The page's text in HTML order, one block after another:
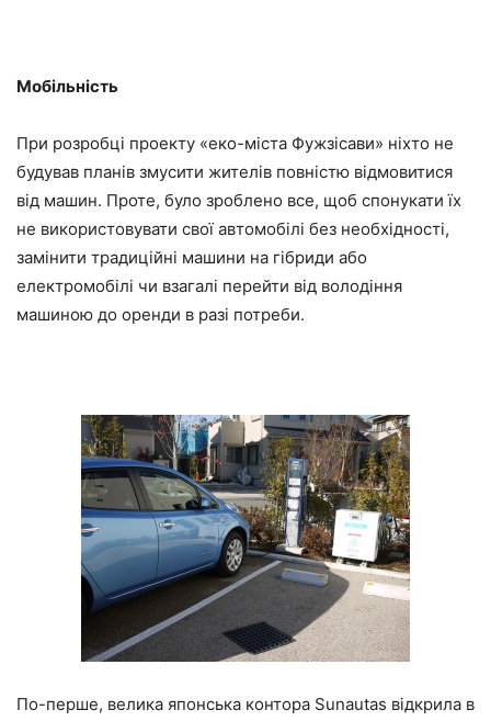
Мобільність
При розробці проекту «еко-міста Фужзісави» ніхто не
будував планів змусити жителів повністю відмовитися
від машин. Проте, було зроблено все, щоб спонукати їх
не використовувати свої автомобілі без необхідності,
замінити традиційні машини на гібриди або
електромобілі чи взагалі перейти від володіння
машиною до оренди в разі потреби.
По-перше, велика японська контора Sunautas відкрила в